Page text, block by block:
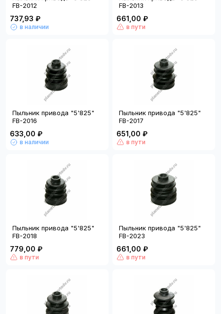
FB-2012
737,93 ₽
в наличии
FB-2013
661,00 ₽
в пути
Пыльник привода "5'825"
FB-2016
633,00 ₽
в наличии
Пыльник привода "5'825"
FB-2017
651,00 ₽
в пути
Пыльник привода "5'825"
FB-2018
779,00 ₽
в пути
Пыльник привода "5'825"
FB-2023
661,00 ₽
в пути